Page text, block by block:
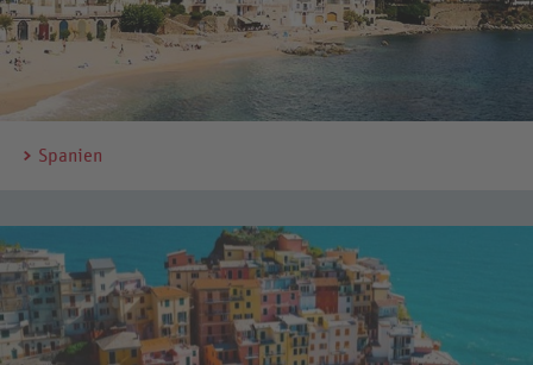
Spanien